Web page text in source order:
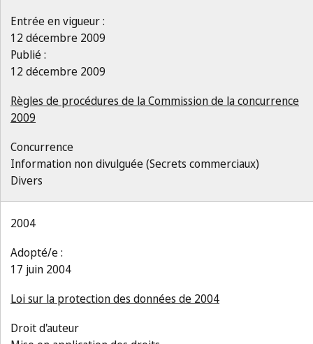
Entrée en vigueur :
12 décembre 2009
Publié :
12 décembre 2009
Règles de procédures de la Commission de la concurrence
2009
Concurrence
Information non divulguée (Secrets commerciaux)
Divers
2004
Adopté/e :
17 juin 2004
Loi sur la protection des données de 2004
Droit d'auteur